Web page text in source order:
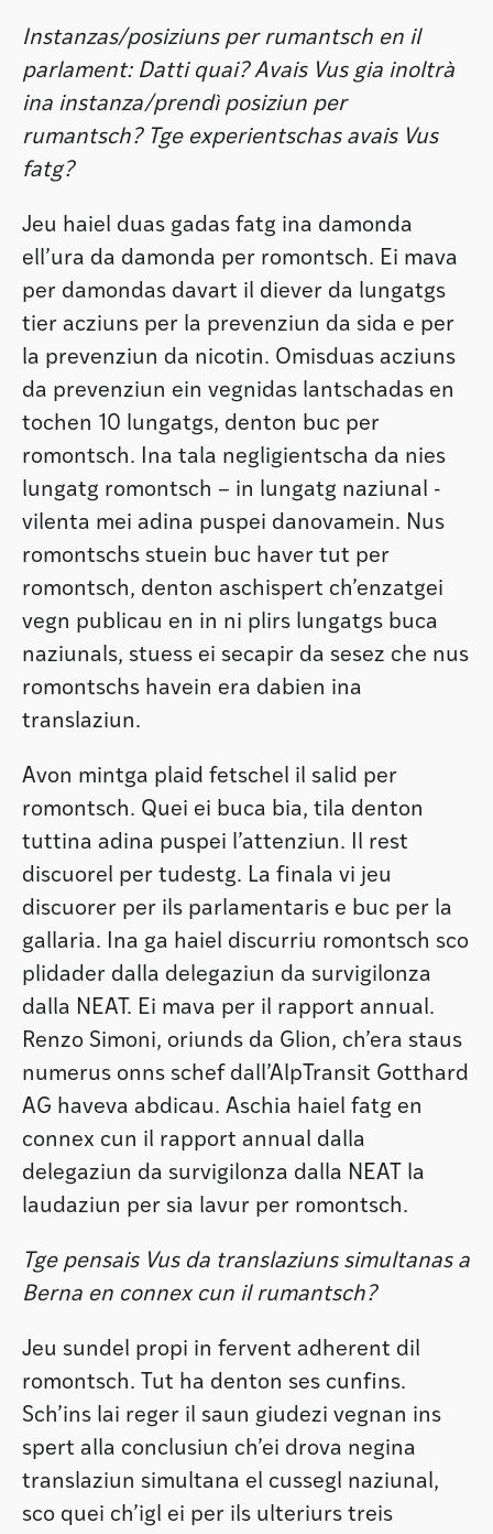
Instanzas/posiziuns per rumantsch en il
parlament: Datti quai? Avais Vus gia inoltrà
ina instanza/prendì posiziun per
rumantsch? Tge experientschas avais Vus
fatg?
Jeu haiel duas gadas fatg ina damonda
ell’ura da damonda per romontsch. Ei mava
per damondas davart il diever da lungatgs
tier acziuns per la prevenziun da sida e per
la prevenziun da nicotin. Omisduas acziuns
da prevenziun ein vegnidas lantschadas en
tochen 10 lungatgs, denton buc per
romontsch. Ina tala negligientscha da nies
lungatg romontsch – in lungatg naziunal -
vilenta mei adina puspei danovamein. Nus
romontschs stuein buc haver tut per
romontsch, denton aschispert ch’enzatgei
vegn publicau en in ni plirs lungatgs buca
naziunals, stuess ei secapir da sesez che nus
romontschs havein era dabien ina
translaziun.
Avon mintga plaid fetschel il salid per
romontsch. Quei ei buca bia, tila denton
tuttina adina puspei l’attenziun. Il rest
discuorel per tudestg. La finala vi jeu
discuorer per ils parlamentaris e buc per la
gallaria. Ina ga haiel discurriu romontsch sco
plidader dalla delegaziun da survigilonza
dalla NEAT. Ei mava per il rapport annual.
Renzo Simoni, oriunds da Glion, ch’era staus
numerus onns schef dall’AlpTransit Gotthard
AG haveva abdicau. Aschia haiel fatg en
connex cun il rapport annual dalla
delegaziun da survigilonza dalla NEAT la
laudaziun per sia lavur per romontsch.
Tge pensais Vus da translaziuns simultanas a
Berna en connex cun il rumantsch?
Jeu sundel propi in fervent adherent dil
romontsch. Tut ha denton ses cunfins.
Sch’ins lai reger il saun giudezi vegnan ins
spert alla conclusiun ch’ei drova negina
translaziun simultana el cussegl naziunal,
sco quei ch’igl ei per ils ulteriurs treis